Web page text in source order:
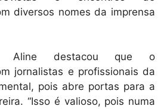
diversos nomes da imprensa
Aline destacou que o
jornalistas e profissionais da
pois abre portas para a
“Isso é valioso, pois numa